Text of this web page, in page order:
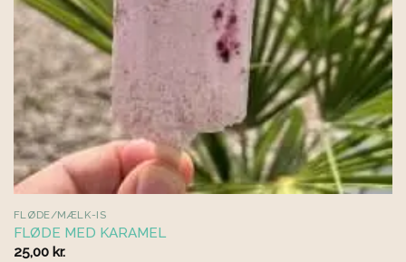
FLØDE/MÆLK-IS
FLØDE MED KARAMEL
25,00 kr.